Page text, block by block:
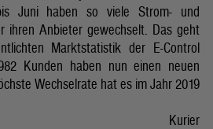
Juni haben so viele Strom- und
ihren Anbieter gewechselt. Das geht
Marktstatistik der E-Control
Kunden haben nun einen neuen
Wechselrate hat es im Jahr 2019
Kurier